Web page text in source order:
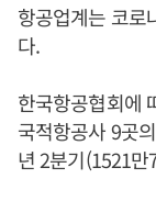
항공업계는 코로
다.
한국항공협회에
국적항공사 9곳
년 2분기(1521